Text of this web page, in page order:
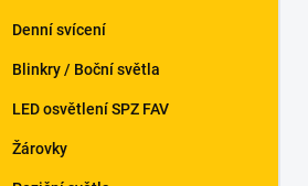
Denní svícení
Blinkry / Boční světla
LED osvětlení SPZ FAV
Žárovky